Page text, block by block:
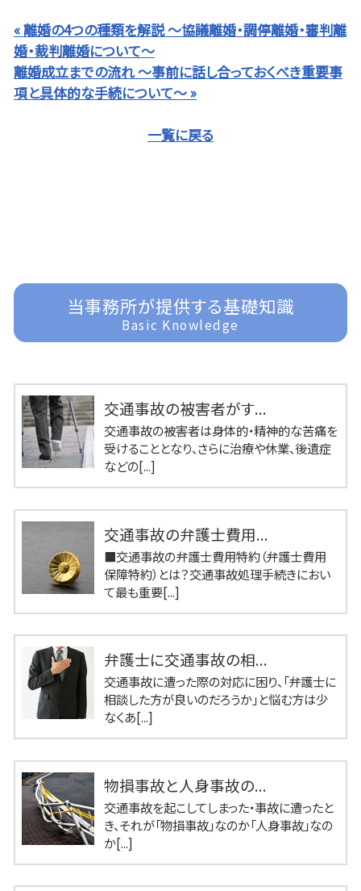
« 離婚の4つの種類を解説 ～協議離婚・調停離婚・審判離
婚・裁判離婚について～
離婚成立までの流れ ～事前に話し合っておくべき重要事
項と具体的な手続について～ »
一覧に戻る
当事務所が提供する基礎知識
Basic Knowledge
交通事故の被害者がす...
交通事故の被害者は身体的・精神的な苦痛を
受けることとなり、さらに治療や休業、後遺症
などの[...]
交通事故の弁護士費用...
■交通事故の弁護士費用特約（弁護士費用
保障特約）とは？交通事故処理手続きにおい
て最も重要[...]
弁護士に交通事故の相...
交通事故に遭った際の対応に困り、「弁護士に
相談した方が良いのだろうか」と悩む方は少
なくあ[...]
物損事故と人身事故の...
交通事故を起こしてしまった・事故に遭ったと
き、それが「物損事故」なのか「人身事故」なの
か[...]